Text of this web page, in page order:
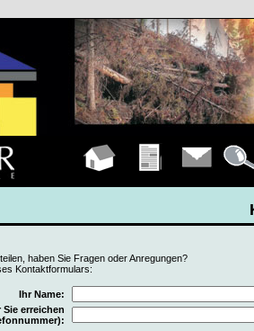
haben Sie Fragen oder Anregungen?
Kontaktformulars:
Ihr Name:
erreichen